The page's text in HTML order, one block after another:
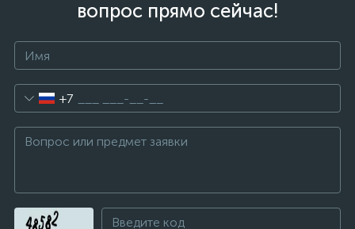
вопрос прямо сейчас!
+7